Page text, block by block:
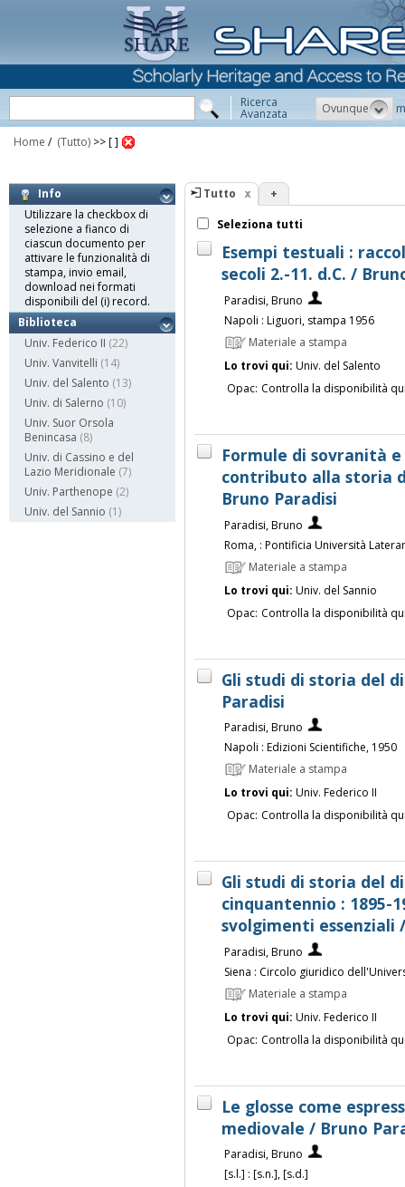
Ricerca
Avanzata Ovunque
Home / (Tutto) >>[ ]
Info
Utilizzare la checkbox di
selezione a fianco di
ciascun documento per
attivare le funzionalità di
stampa, invio email,
download nei formati
disponibili del (i) record.
Biblioteca
Univ. Federico II (22)
Univ. Vanvitelli (14)
Univ. del Salento (13)
Univ. di Salerno (10)
Univ. Suor Orsola
Benincasa (8)
Univ. di Cassino e del
Lazio Meridionale (7)
Univ. Parthenope (2)
Univ. del Sannio (1)
Tutto +
Seleziona tutti
Esempi testuali :
secoli 2.-11. d.C. /
Paradisi, Bruno
Napoli : Liguori, stampa 1956
Materiale a stampa
Lo trovi qui: Univ. del Salento
Opac: Controlla la disponibilità
Formule di sovranità
contributo alla storia
Bruno Paradisi
Paradisi, Bruno
Roma, : Pontificia Università
Materiale a stampa
Lo trovi qui: Univ. del Sannio
Opac: Controlla la disponibilità
Gli studi di storia del
Paradisi
Paradisi, Bruno
Napoli : Edizioni Scientifiche, 1950
Materiale a stampa
Lo trovi qui: Univ. Federico II
Opac: Controlla la disponibilità
Gli studi di storia del
cinquantennio : 1895-
svolgimenti essenziali
Paradisi, Bruno
Siena : Circolo giuridico
Materiale a stampa
Lo trovi qui: Univ. Federico II
Opac: Controlla la disponibilità
Le glosse come
mediovale / Bruno
Paradisi, Bruno
[s.l.] : [s.n.], [s.d.]